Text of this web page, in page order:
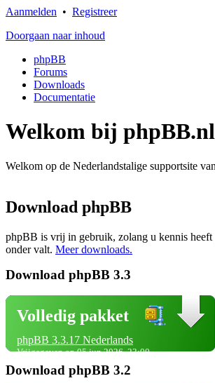
Aanmelden • Registreer
Doorgaan naar inhoud
phpBB
Forums
Downloads
Documentatie
Welkom bij phpBB.nl
Welkom op de Nederlandstalige supportsite
Download phpBB
phpBB is vrij in gebruik, zolang u kennis heeft
onder valt. Meer downloads.
Download phpBB 3.3
Volledig pakket
phpBB 3.3.17 Nederlands
Vrijgegeven op 05 jun 2026, 23:00
Download phpBB 3.2